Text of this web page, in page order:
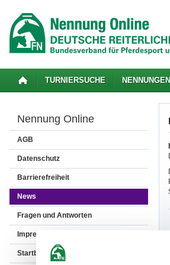
TURNIERSUCHE NENNUNGEN
Nennung Online
AGB
Datenschutz
Barrierefreiheit
News
Fragen und Antworten
Impressum
Startbereitschaft.online